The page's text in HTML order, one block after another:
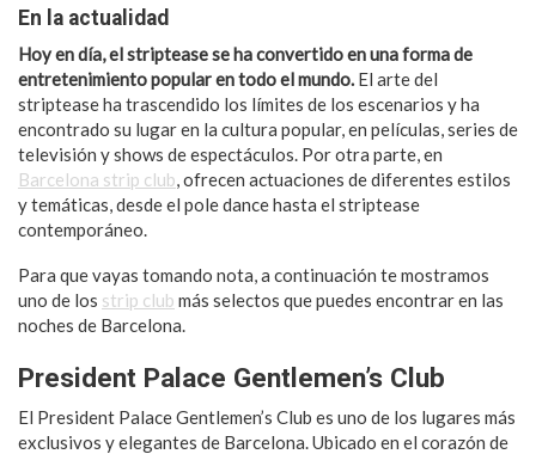
En la actualidad
Hoy en día, el striptease se ha convertido en una forma de
entretenimiento popular en todo el mundo. El arte del
striptease ha trascendido los límites de los escenarios y ha
encontrado su lugar en la cultura popular, en películas, series de
televisión y shows de espectáculos. Por otra parte, en
Barcelona strip club, ofrecen actuaciones de diferentes estilos
y temáticas, desde el pole dance hasta el striptease
contemporáneo.
Para que vayas tomando nota, a continuación te mostramos
uno de los strip club más selectos que puedes encontrar en las
noches de Barcelona.
President Palace Gentlemen’s Club
El President Palace Gentlemen’s Club es uno de los lugares más
exclusivos y elegantes de Barcelona. Ubicado en el corazón de